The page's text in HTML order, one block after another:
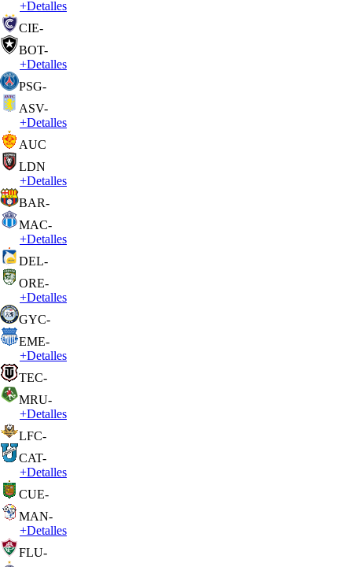
+Detalles
CIE-
BOT-
+Detalles
PSG-
ASV-
+Detalles
AUC
LDN
+Detalles
BAR-
MAC-
+Detalles
DEL-
ORE-
+Detalles
GYC-
EME-
+Detalles
TEC-
MRU-
+Detalles
LFC-
CAT-
+Detalles
CUE-
MAN-
+Detalles
FLU-